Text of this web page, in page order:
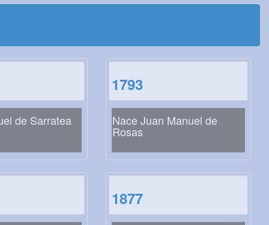
de Sarratea
1793
Nace Juan Manuel de
Rosas
1877